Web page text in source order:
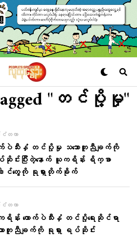
"တင်ပို့မှု"
တကာ
က်ပဲသီးနှံ တင်ပို့မှု သဘောတူညီချက်ကို
င်းပြီးတဲ့နောက် ယူကရိန်း ရိက္ခာ
ါင်တွေကို ရုရှားတိုက်ခိုက်
တကာ
န်း ကောက်ပဲသီးနှံ တင်ပို့ရေးဆိုင်ရာ
ာတူညီချက်ကို ရုရှား ရပ်ဆိုင်း